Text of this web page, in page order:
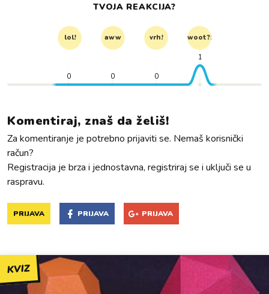
TVOJA REAKCIJA?
lol! aww vrh! woot?!
0 0 0
1
Komentiraj, znaš da želiš!
Za komentiranje je potrebno prijaviti se. Nemaš korisnički
račun?
Registracija je brza i jednostavna, registriraj se i uključi se u
raspravu.
PRIJAVA PRIJAVA PRIJAVA
KVIZ